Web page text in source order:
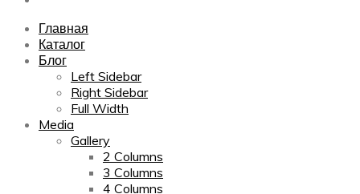
Главная
Каталог
Блог
Left Sidebar
Right Sidebar
Full Width
Media
Gallery
2 Columns
3 Columns
4 Columns